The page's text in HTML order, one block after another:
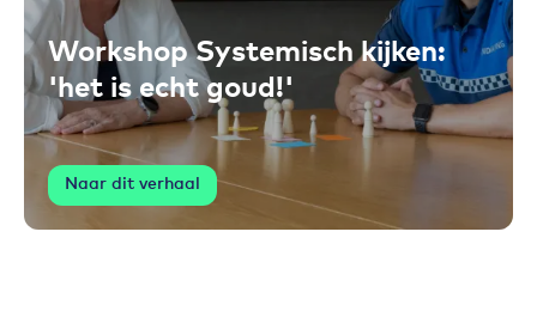
Workshop Systemisch kijken:
'het is echt goud!'
Naar dit verhaal